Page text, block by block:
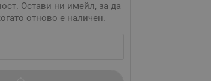
Остави ни имейл, за да
отново е наличен.